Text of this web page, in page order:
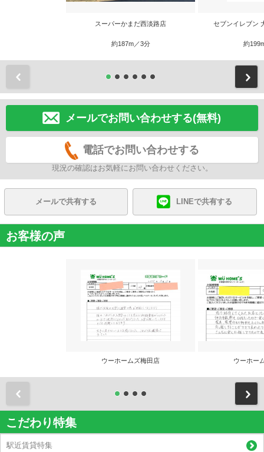
スーパーかまだ西淡路店
約187m／3分
セブンイレブン
約
メールでお問い合わせする(無料)
電話でお問い合わせする
現況の確認はお気軽にお問い合わせください。
メールで共有する LINEで共有する
お客様の声
ウーホームズ梅田店 ウーホー
こだわり特集
駅近賃貸特集